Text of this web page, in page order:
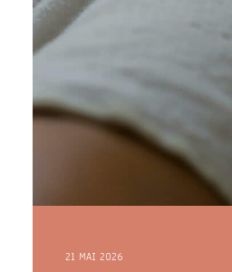
21 MAI 2026